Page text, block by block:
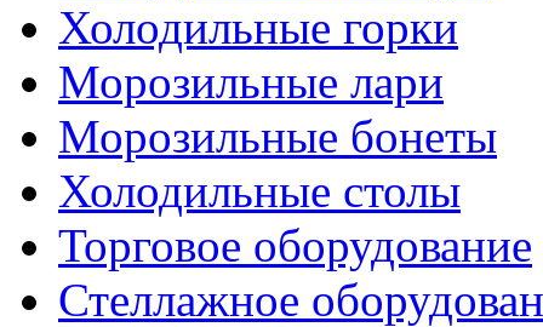
Холодильные горки
Морозильные лари
Морозильные бонеты
Холодильные столы
Торговое оборудование
Стеллажное